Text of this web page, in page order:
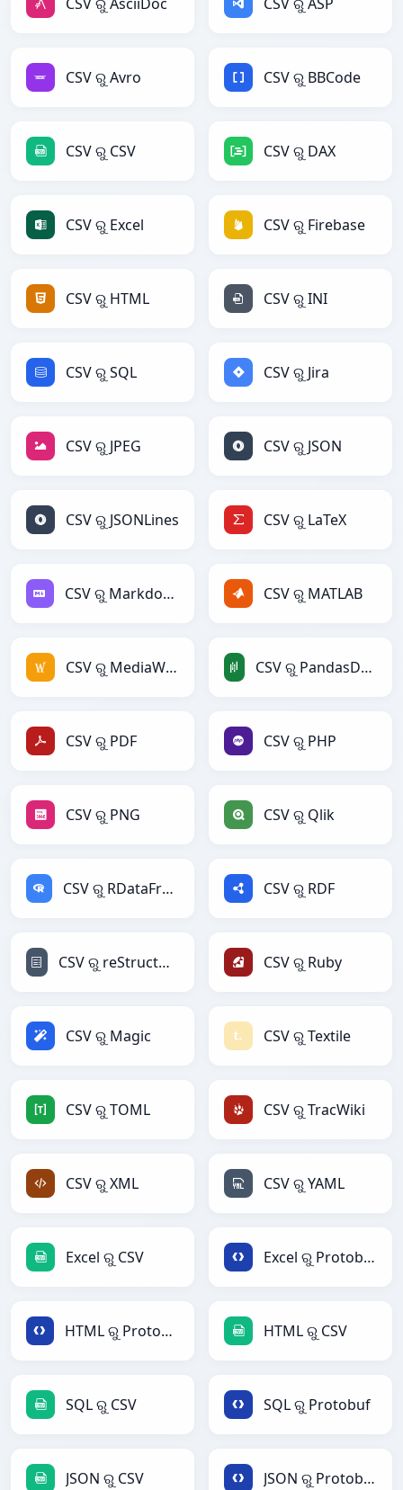
CSV ରୁ Avro CSV ରୁ BBCode
CSV ରୁ CSV CSV ରୁ DAX
CSV ରୁ Excel CSV ରୁ Firebase
CSV ରୁ HTML CSV ରୁ INI
CSV ରୁ SQL CSV ରୁ Jira
CSV ରୁ JPEG CSV ରୁ JSON
CSV ରୁ JSONLines CSV ରୁ LaTeX
CSV ରୁ Markdown CSV ରୁ MATLAB
CSV ରୁ MediaWiki CSV ରୁ PandasDataFrame
CSV ରୁ PDF CSV ରୁ PHP
CSV ରୁ PNG CSV ରୁ Qlik
CSV ରୁ RDataFrame CSV ରୁ RDF
CSV ରୁ reStructuredText CSV ରୁ Ruby
CSV ରୁ Magic CSV ରୁ Textile
CSV ରୁ TOML CSV ରୁ TracWiki
CSV ରୁ XML CSV ରୁ YAML
Excel ରୁ CSV Excel ରୁ Protobuf
HTML ରୁ Protobuf HTML ରୁ CSV
SQL ରୁ CSV SQL ରୁ Protobuf
JSON ରୁ CSV JSON ରୁ Protobuf